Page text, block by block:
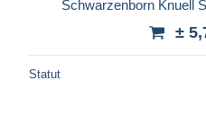
Schwarzenborn Knuell
±
Statut